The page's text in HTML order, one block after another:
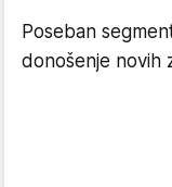
Poseban
donošenje novih